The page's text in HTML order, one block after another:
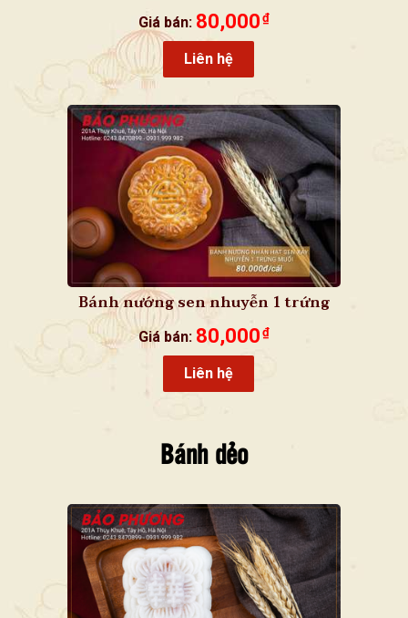
trứng muối
Giá bán: 80,000 ₫
Liên hệ
Bánh nướng sen nhuyễn 1 trứng
muối
Giá bán: 80,000 ₫
Liên hệ
Bánh dẻo